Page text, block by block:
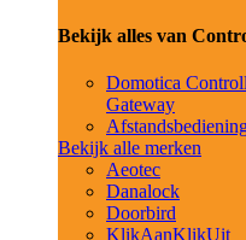
Bekijk alles van
Domotica
Gateway
Bekijk alle merken
Aeotec
Danalock
Doorbird
KlikAanKlikUit